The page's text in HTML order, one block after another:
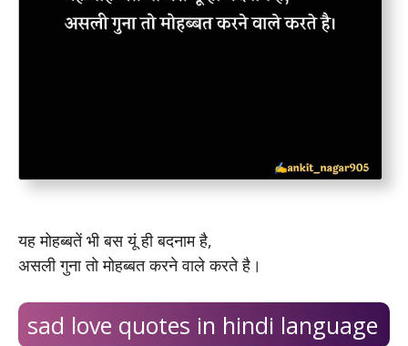
यह मोहब्बतें भी बस यूं ही बदनाम है,
असली गुना तो मोहब्बत करने वाले करते है।
sad love quotes in hindi language